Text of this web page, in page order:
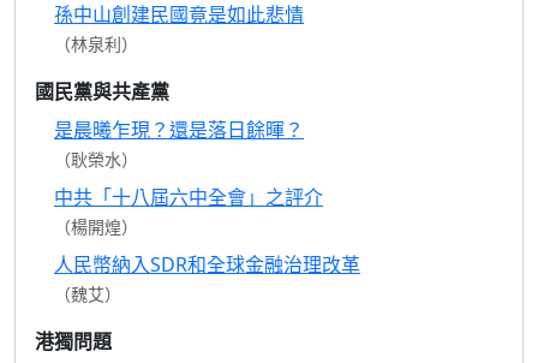
孫中山創建民國竟是如此悲情
（林泉利）
國民黨與共產黨
是晨曦乍現？還是落日餘暉？
（耿榮水）
中共「十八屆六中全會」之評介
（楊開煌）
人民幣納入SDR和全球金融治理改革
（魏艾）
港獨問題